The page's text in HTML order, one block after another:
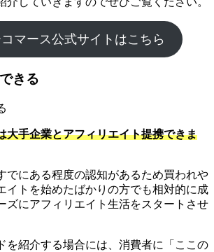
マース公式サイトはこちら
きる
大手企業とアフィリエイト提携できま
でにある程度の認知があるため買われや
イトを始めたばかりの方でも相対的に成
ズにアフィリエイト生活をスタートさせ
を紹介する場合には、消費者に「ここの